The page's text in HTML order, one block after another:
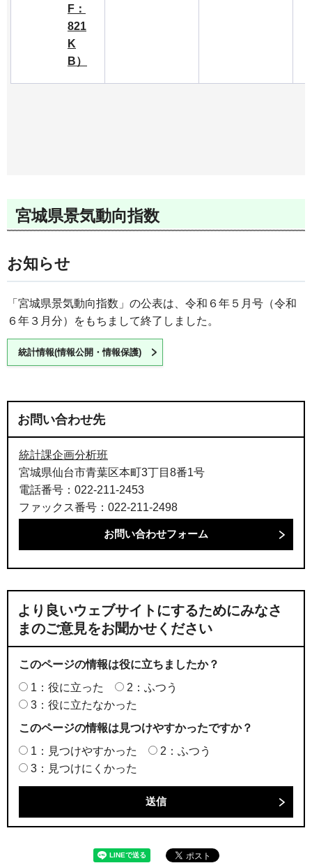
F：
821
K
B）
宮城県景気動向指数
お知らせ
「宮城県景気動向指数」の公表は、令和６年５月号（令和
６年３月分）をもちまして終了しました。
統計情報(情報公開・情報保護)
お問い合わせ先
統計課企画分析班
宮城県仙台市青葉区本町3丁目8番1号
電話番号：022-211-2453
ファックス番号：022-211-2498
より良いウェブサイトにするためにみなさ
まのご意見をお聞かせください
このページの情報は役に立ちましたか？
1：役に立った
2：ふつう
3：役に立たなかった
このページの情報は見つけやすかったですか？
1：見つけやすかった
2：ふつう
3：見つけにくかった